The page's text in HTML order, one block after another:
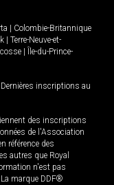
Colombie-Britannique
Terre-Neuve-et-
Île-du-Prince-
Dernières inscriptions au
des inscriptions
de l'Association
référence des
autres que Royal
n'est pas
marque DDF®